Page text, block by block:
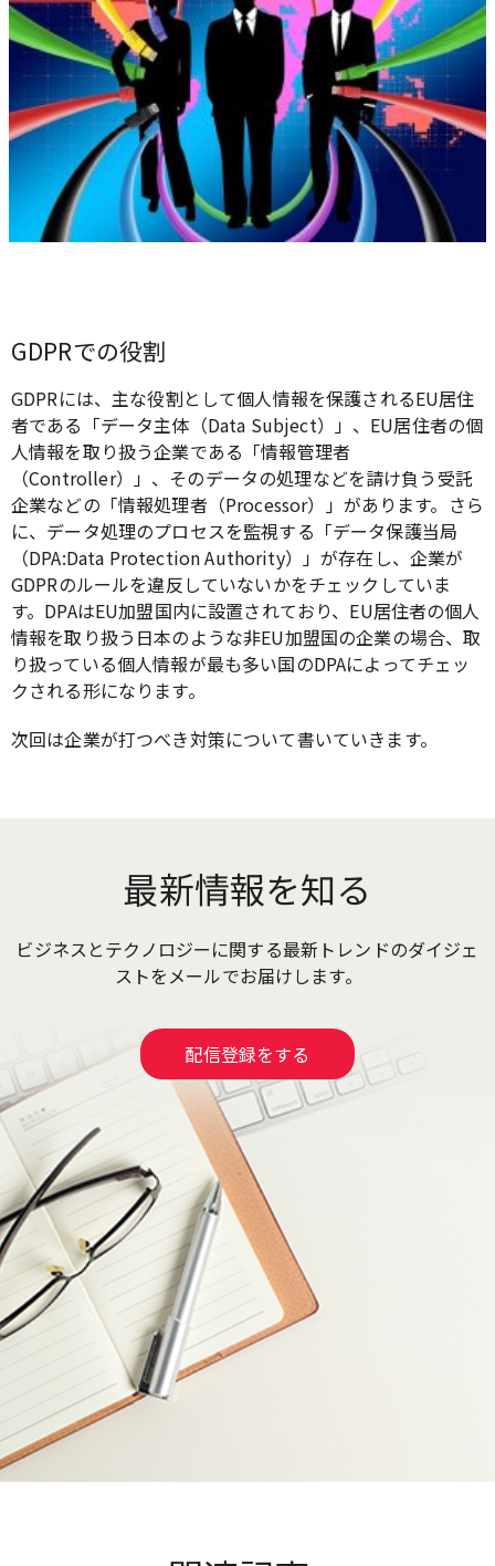
GDPRでの役割
GDPRには、主な役割として個人情報を保護されるEU居住
者である「データ主体（Data Subject）」、EU居住者の個
人情報を取り扱う企業である「情報管理者
（Controller）」、そのデータの処理などを請け負う受託
企業などの「情報処理者（Processor）」があります。さら
に、データ処理のプロセスを監視する「データ保護当局
（DPA:Data Protection Authority）」が存在し、企業が
GDPRのルールを違反していないかをチェックしていま
す。DPAはEU加盟国内に設置されており、EU居住者の個人
情報を取り扱う日本のような非EU加盟国の企業の場合、取
り扱っている個人情報が最も多い国のDPAによってチェッ
クされる形になります。
次回は企業が打つべき対策について書いていきます。
最新情報を知る
ビジネスとテクノロジーに関する最新トレンドのダイジェ
ストをメールでお届けします。
配信登録をする